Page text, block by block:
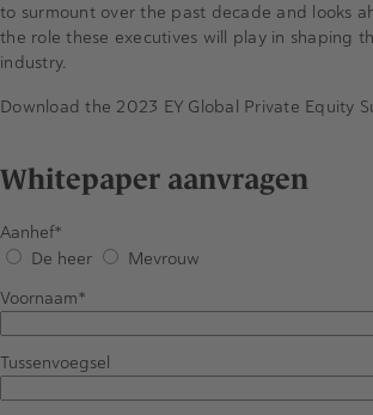
to surmount over the past decade and looks
the role these executives will play in shaping
industry.
Download the 2023 EY Global Private Equity
Whitepaper aanvragen
Aanhef
De heer
Mevrouw
Voornaam
Tussenvoegsel